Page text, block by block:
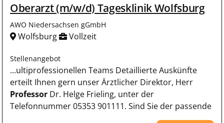
Oberarzt (m/w/d) Tagesklinik Wolfsburg
AWO Niedersachsen gGmbH
Wolfsburg Vollzeit
Stellenangebot
...ultiprofessionellen Teams Detaillierte Auskünfte
erteilt Ihnen gern unser Ärztlicher Direktor, Herr
Professor Dr. Helge Frieling, unter der
Telefonnummer 05353 901111. Sind Sie der passende